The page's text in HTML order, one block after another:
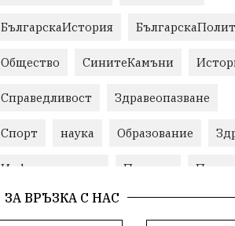
БългарскаИстория
Общество СинитеКамъни
Справедливост Здравеопазване
Спорт наука Образование
Инфраструктура Пеевски
Свобода ИвелинМихайлов
ЗА ВРЪЗКА С НАС